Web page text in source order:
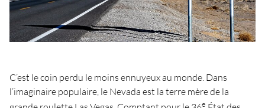
C’est le coin perdu le moins ennuyeux au monde. Dans
l’imaginaire populaire, le Nevada est la terre mère de la
e